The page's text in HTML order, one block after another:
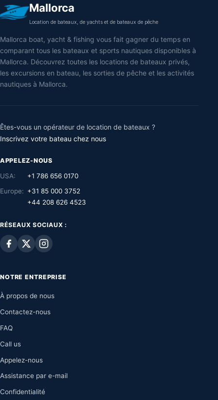
Mallorca
Location de bateaux, de yachts et de bateaux de pêche
Mallorca boat, yacht & fishing vous fait gagner du temps en
comparant tous les bateaux et sports nautiques disponibles à
Mallorca. Découvrez toutes les locations de bateaux privés,
les excursions en bateau, les sorties de pêche et les activités
nautiques à Mallorca.
Êtes-vous un opérateur de location de bateaux ?
Inscrivez votre bateau chez nous
APPELEZ-NOUS
USA:
+1 786 656 0170
Europe: +31 85 000 3752
+44 208 626 4523
RÉSEAUX SOCIAUX :
NOTRE ENTREPRISE
À propos de nous
Contactez-nous
FAQ
Call us
Appelez-nous
Assistance par e-mail
Confidentialité